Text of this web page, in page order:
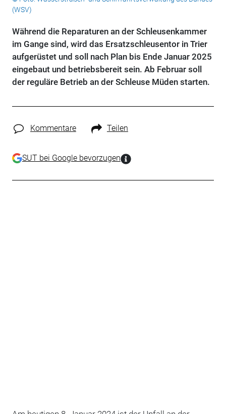
(WSV)
Während die Reparaturen an der Schleusenkammer
im Gange sind, wird das Ersatzschleusentor in Trier
aufgerüstet und soll nach Plan bis Ende Januar 2025
eingebaut und betriebsbereit sein. Ab Februar soll
der reguläre Betrieb an der Schleuse Müden starten.
Kommentare Teilen
SUT bei Google bevorzugen